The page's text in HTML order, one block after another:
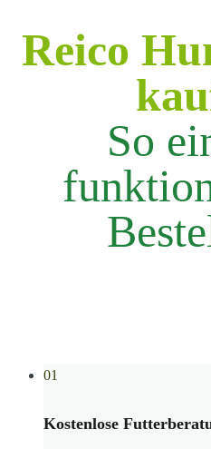
Reico
So
01
Kostenlose